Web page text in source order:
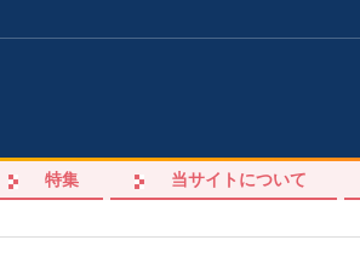
特集 当サイトについて